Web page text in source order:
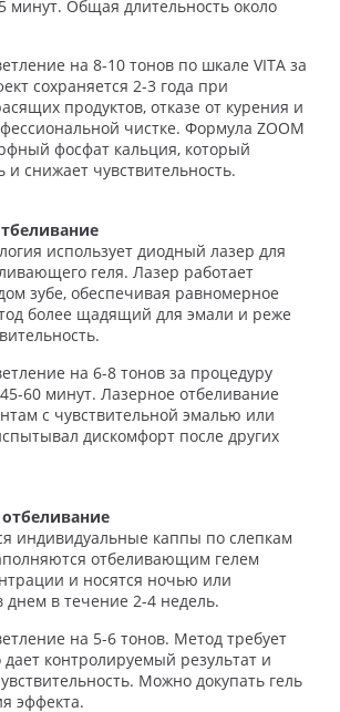
минут. Общая длительность около
на 8-10 тонов по шкале VITA за
сохраняется 2-3 года при
продуктов, отказе от курения и
чистке. Формула ZOOM
фосфат кальция, который
и снижает чувствительность.
использует диодный лазер для
геля. Лазер работает
зубе, обеспечивая равномерное
более щадящий для эмали и реже
на 6-8 тонов за процедуру
60 минут. Лазерное отбеливание
с чувствительной эмалью или
дискомфорт после других
индивидуальные каппы по слепкам
отбеливающим гелем
и носятся ночью или
днем в течение 2-4 недель.
на 5-6 тонов. Метод требует
контролируемый результат и
Можно докупать гель
эффекта.